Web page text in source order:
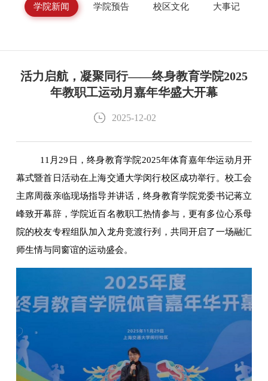
学院新闻 学院预告 校区文化 大事记
活力启航，凝聚同行——终身教育学院2025
年教职工运动月嘉年华盛大开幕
2025-12-02
11月29日，终身教育学院2025年体育嘉年华运动月开
幕式暨首日活动在上海交通大学闵行校区成功举行。校工会
主席周薇亲临现场指导并讲话，终身教育学院党委书记蒋立
峰致开幕辞，学院近百名教职工热情参与，更有多位心系母
院的校友专程组队加入龙舟竞渡行列，共同开启了一场融汇
师生情与同窗谊的运动盛会。